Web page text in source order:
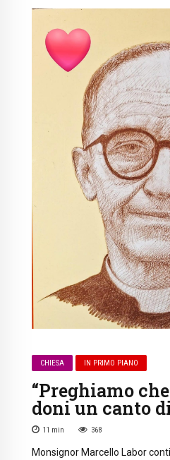
CHIESA IN PRIMO PIANO
“Preghiamo
doni un canto
11 min 368
Monsignor Marcello Labor